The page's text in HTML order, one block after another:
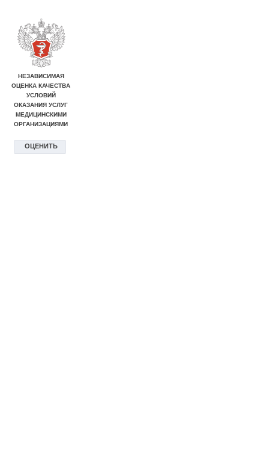
НЕЗАВИСИМАЯ
ОЦЕНКА КАЧЕСТВА
УСЛОВИЙ
ОКАЗАНИЯ УСЛУГ
МЕДИЦИНСКИМИ
ОРГАНИЗАЦИЯМИ
ОЦЕНИТЬ